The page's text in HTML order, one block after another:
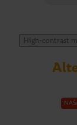
High-contrast